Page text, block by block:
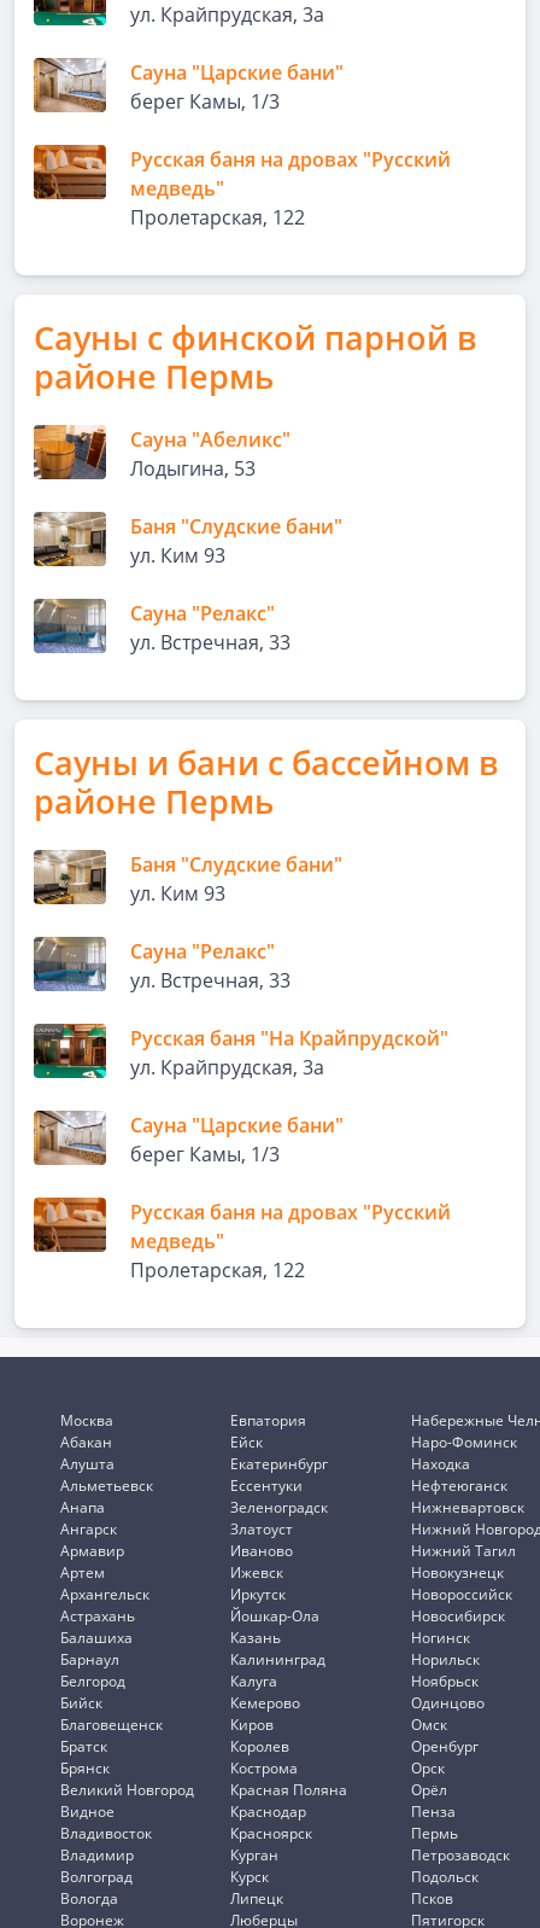
ул. Крайпрудская, 3а
Сауна "Царские бани"
берег Камы, 1/3
Русская баня на дровах "Русский
медведь"
Пролетарская, 122
Сауны с финской парной в
районе Пермь
Сауна "Абеликс"
Лодыгина, 53
Баня "Слудские бани"
ул. Ким 93
Сауна "Релакс"
ул. Встречная, 33
Сауны и бани с бассейном в
районе Пермь
Баня "Слудские бани"
ул. Ким 93
Сауна "Релакс"
ул. Встречная, 33
Русская баня "На Крайпрудской"
ул. Крайпрудская, 3а
Сауна "Царские бани"
берег Камы, 1/3
Русская баня на дровах "Русский
медведь"
Пролетарская, 122
Москва
Абакан
Алушта
Альметьевск
Анапа
Ангарск
Армавир
Артем
Архангельск
Астрахань
Балашиха
Барнаул
Белгород
Бийск
Благовещенск
Братск
Брянск
Великий Новгород
Видное
Владивосток
Владимир
Волгоград
Вологда
Воронеж
Евпатория
Ейск
Екатеринбург
Ессентуки
Зеленоградск
Златоуст
Иваново
Ижевск
Иркутск
Йошкар-Ола
Казань
Калининград
Калуга
Кемерово
Киров
Королев
Кострома
Красная Поляна
Краснодар
Красноярск
Курган
Курск
Липецк
Люберцы
Набережные
Наро-Фоминск
Находка
Нефтеюганск
Нижневартовск
Нижний
Нижний Тагил
Новокузнецк
Новороссийск
Новосибирск
Ногинск
Норильск
Ноябрьск
Одинцово
Омск
Оренбург
Орск
Орёл
Пенза
Пермь
Петрозаводск
Подольск
Псков
Пятигорск